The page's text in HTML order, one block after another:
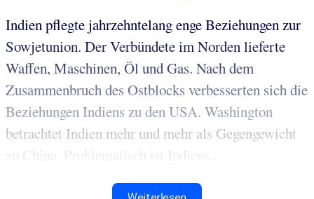
Indien pflegte jahrzehntelang enge Beziehungen zur
Sowjetunion. Der Verbündete im Norden lieferte
Waffen, Maschinen, Öl und Gas. Nach dem
Zusammenbruch des Ostblocks verbesserten sich die
Beziehungen Indiens zu den USA. Washington
betrachtet Indien mehr und mehr als Gegengewicht
zu China. Problematisch ist Indiens...